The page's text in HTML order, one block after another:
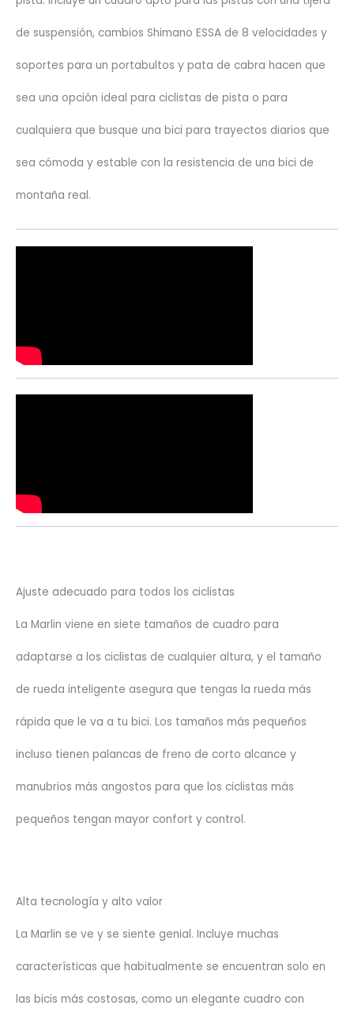
de suspensión, cambios Shimano ESSA de 8 velocidades y
soportes para un portabultos y pata de cabra hacen que
sea una opción ideal para ciclistas de pista o para
cualquiera que busque una bici para trayectos diarios que
sea cómoda y estable con la resistencia de una bici de
montaña real.
Ajuste adecuado para todos los ciclistas
La Marlin viene en siete tamaños de cuadro para
adaptarse a los ciclistas de cualquier altura, y el tamaño
de rueda inteligente asegura que tengas la rueda más
rápida que le va a tu bici. Los tamaños más pequeños
incluso tienen palancas de freno de corto alcance y
manubrios más angostos para que los ciclistas más
pequeños tengan mayor confort y control.
Alta tecnología y alto valor
La Marlin se ve y se siente genial. Incluye muchas
características que habitualmente se encuentran solo en
las bicis más costosas, como un elegante cuadro con